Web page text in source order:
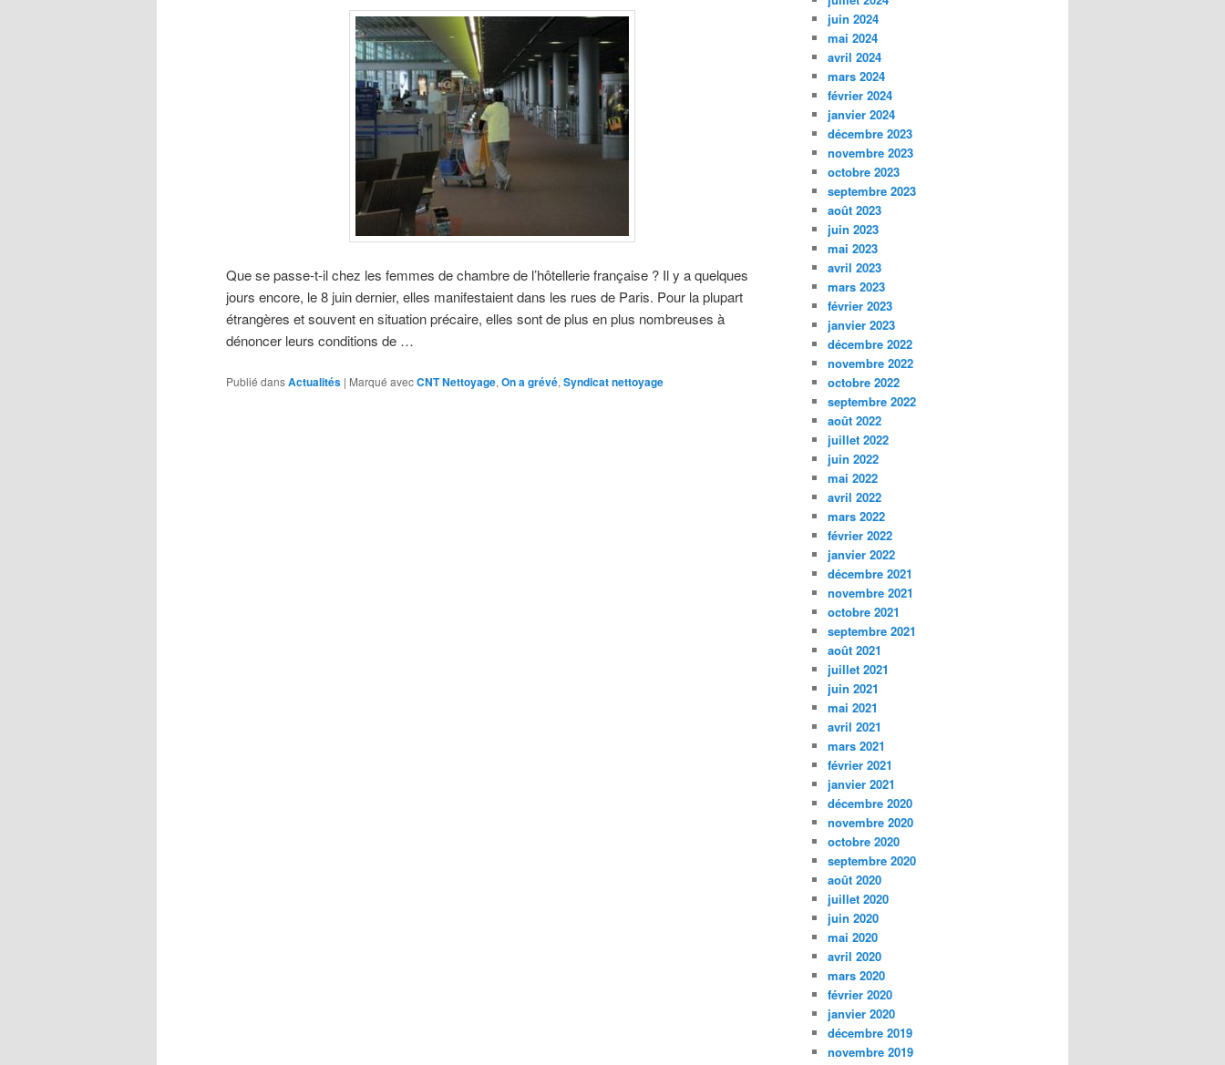
Que se passe-t-il chez les femmes de chambre de l’hôtellerie française ? Il y a quelques
jours encore, le 8 juin dernier, elles manifestaient dans les rues de Paris. Pour la plupart
étrangères et souvent en situation précaire, elles sont de plus en plus nombreuses à
dénoncer leurs conditions de …
Publié dansActualités | Marqué avecCNT Nettoyage, On a grévé, Syndicat nettoyage
juin 2024
mai 2024
avril 2024
mars 2024
février 2024
janvier 2024
décembre 2023
novembre 2023
octobre 2023
septembre 2023
août 2023
juin 2023
mai 2023
avril 2023
mars 2023
février 2023
janvier 2023
décembre 2022
novembre 2022
octobre 2022
septembre 2022
août 2022
juillet 2022
juin 2022
mai 2022
avril 2022
mars 2022
février 2022
janvier 2022
décembre 2021
novembre 2021
octobre 2021
septembre 2021
août 2021
juillet 2021
juin 2021
mai 2021
avril 2021
mars 2021
février 2021
janvier 2021
décembre 2020
novembre 2020
octobre 2020
septembre 2020
août 2020
juillet 2020
juin 2020
mai 2020
avril 2020
mars 2020
février 2020
janvier 2020
décembre 2019
novembre 2019